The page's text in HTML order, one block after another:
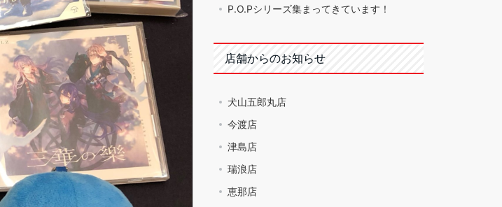
P.O.Pシリーズ集まってきています！
店舗からのお知らせ
犬山五郎丸店
今渡店
津島店
瑞浪店
恵那店